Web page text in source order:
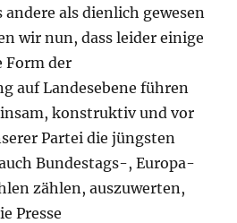
als dienlich gewesen
wir nun, dass leider einige
Form der
auf Landesebene führen
konstruktiv und vor
Partei die jüngsten
Bundestags-, Europa-
zählen, auszuwerten,
Presse